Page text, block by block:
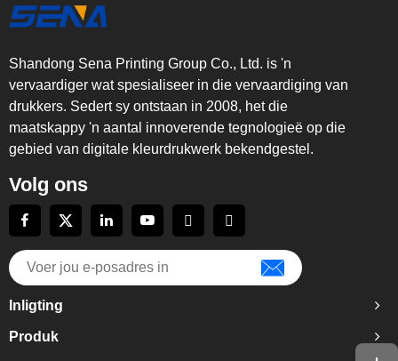
Shandong Sena Printing Group Co., Ltd. is 'n
vervaardiger wat spesialiseer in die vervaardiging van
drukkers. Sedert sy ontstaan in 2008, het die
maatskappy 'n aantal innoverende tegnologieë op die
gebied van digitale kleurdrukwerk bekendgestel.
Volg ons
Inligting
Produk